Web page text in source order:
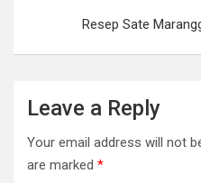
Resep Sate
Leave a Reply
Your email address will not
are marked *